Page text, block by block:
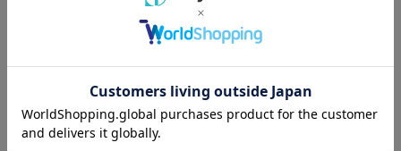
目立ったキズ・よごれのない、非常に状態の良い中古品です。